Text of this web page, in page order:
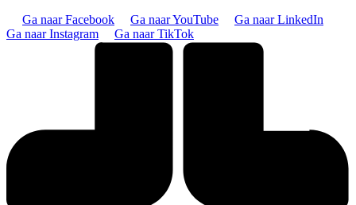
Ga naar Facebook
Ga naar YouTube
Ga naar LinkedIn
Ga naar Instagram
Ga naar TikTok